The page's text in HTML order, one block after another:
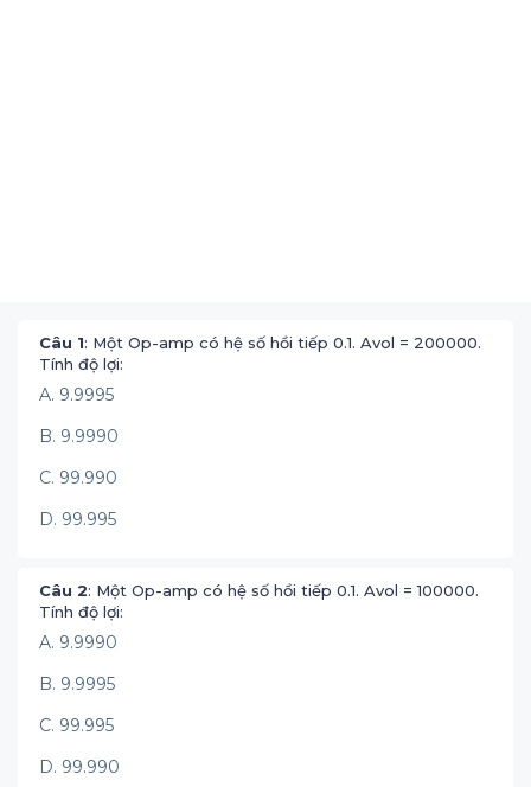
Câu 1: Một Op-amp có hệ số hồi tiếp 0.1. Avol = 200000.
Tính độ lợi:
A. 9.9995
B. 9.9990
C. 99.990
D. 99.995
Câu 2: Một Op-amp có hệ số hồi tiếp 0.1. Avol = 100000.
Tính độ lợi:
A. 9.9990
B. 9.9995
C. 99.995
D. 99.990